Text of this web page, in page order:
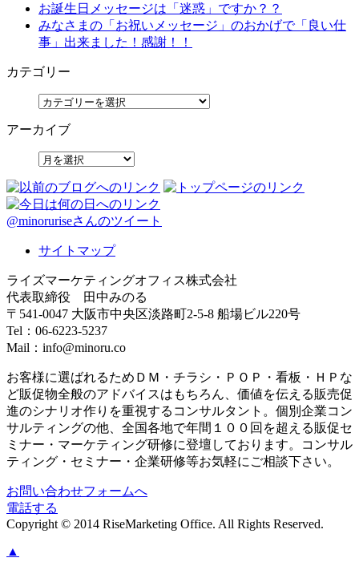
お誕生日メッセージは「迷惑」ですか？？
みなさまの「お祝いメッセージ」のおかげで「良い仕
事」出来ました！感謝！！
カテゴリー
アーカイブ
@minoruriseさんのツイート
サイトマップ
ライズマーケティングオフィス株式会社
代表取締役 田中みのる
〒541-0047 大阪市中央区淡路町2-5-8 船場ビル220号
Tel：06-6223-5237
Mail：info@minoru.co
お客様に選ばれるためＤＭ・チラシ・ＰＯＰ・看板・ＨＰな
ど販促物全般のアドバイスはもちろん、価値を伝える販売促
進のシナリオ作りを重視するコンサルタント。個別企業コン
サルティングの他、全国各地で年間１００回を超える販促セ
ミナー・マーケティング研修に登壇しております。コンサル
ティング・セミナー・企業研修等お気軽にご相談下さい。
お問い合わせフォームへ
電話する
Copyright © 2014 RiseMarketing Office. All Rights Reserved.
▲